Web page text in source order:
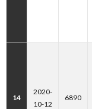
14
2020-
10-12
6890